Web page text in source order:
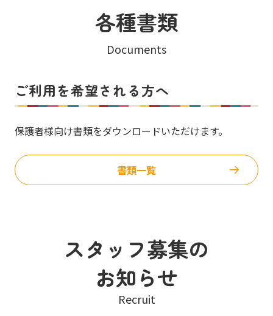
各種書類
Documents
ご利用を希望される方へ
保護者様向け書類をダウンロードいただけます。
書類一覧
スタッフ募集の
お知らせ
Recruit